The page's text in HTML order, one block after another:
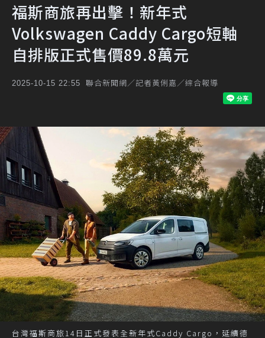
福斯商旅再出擊！新年式
Volkswagen Caddy Cargo短軸
自排版正式售價89.8萬元
2025-10-15 22:55 聯合新聞網／記者黃俐嘉／綜合報導
台灣福斯商旅14日正式發表全新年式Caddy Cargo，延續德